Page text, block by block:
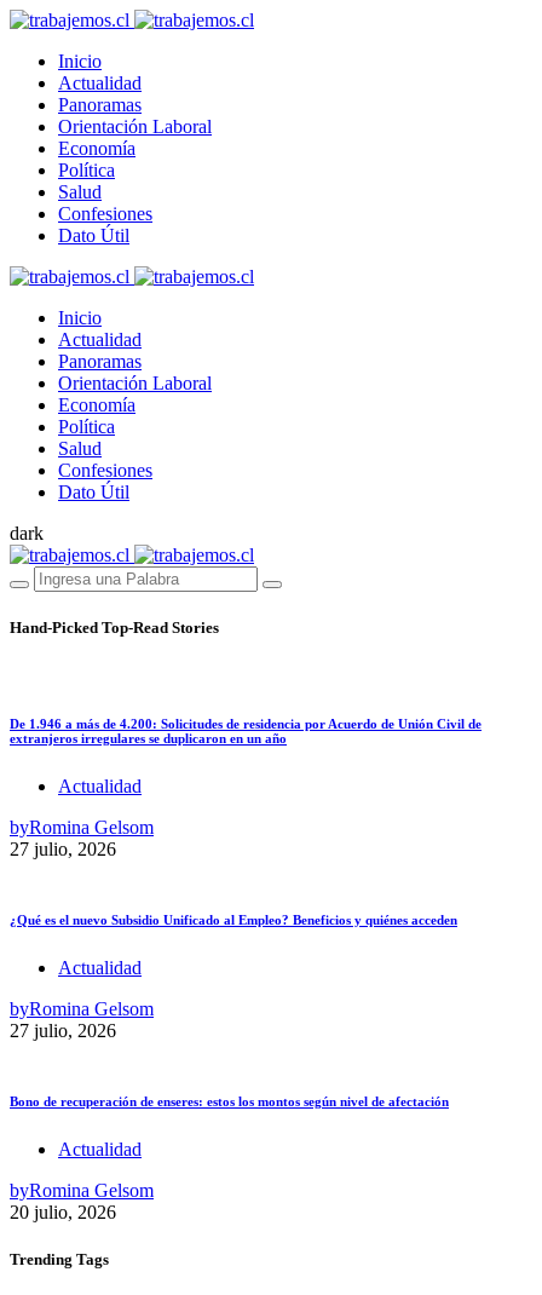
Inicio
Actualidad
Panoramas
Orientación Laboral
Economía
Política
Salud
Confesiones
Dato Útil
Inicio
Actualidad
Panoramas
Orientación Laboral
Economía
Política
Salud
Confesiones
Dato Útil
dark
Hand-Picked Top-Read Stories
De 1.946 a más de 4.200: Solicitudes de residencia por Acuerdo de Unión Civil de
extranjeros irregulares se duplicaron en un año
Actualidad
byRomina Gelsom
27 julio, 2026
¿Qué es el nuevo Subsidio Unificado al Empleo? Beneficios y quiénes acceden
Actualidad
byRomina Gelsom
27 julio, 2026
Bono de recuperación de enseres: estos los montos según nivel de afectación
Actualidad
byRomina Gelsom
20 julio, 2026
Trending Tags